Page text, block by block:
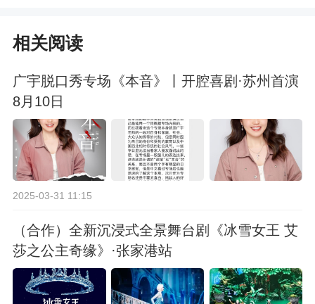
相关阅读
广宇脱口秀专场《本音》丨开腔喜剧·苏州首演
8月10日
2025-03-31 11:15
（合作）全新沉浸式全景舞台剧《冰雪女王 艾
莎之公主奇缘》·张家港站